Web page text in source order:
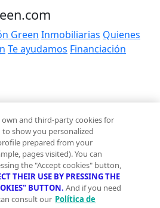
Green Inmobiliarias Quienes
Te ayudamos Financiación
own and third-party cookies for
show you personalized
prepared from your
pages visited). You can
the "Accept cookies" button,
THEIR USE BY PRESSING THE
BUTTON. And if you need
consult our Política de